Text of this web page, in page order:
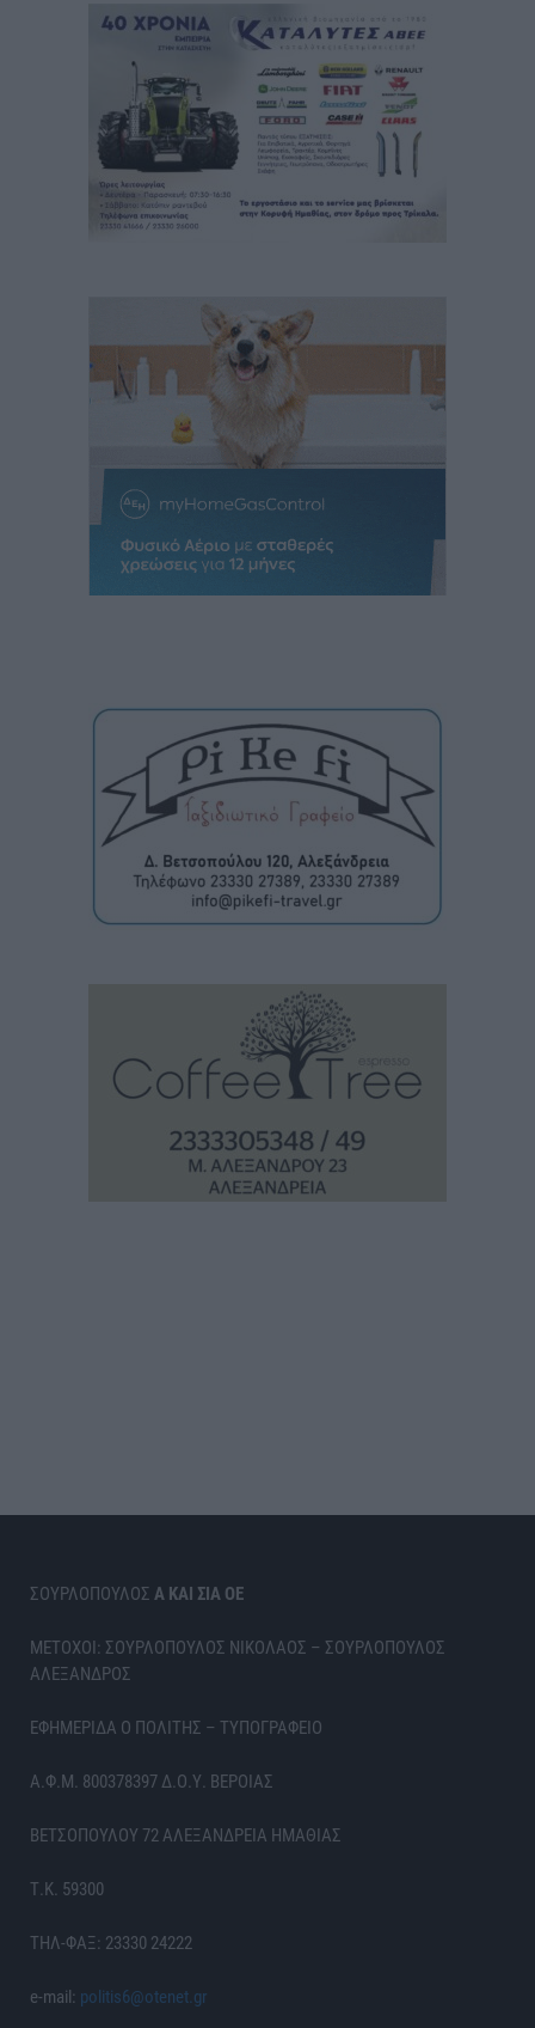
ΣΟΥΡΛΟΠΟΥΛΟΣ Α ΚΑΙ ΣΙΑ ΟΕ
ΜΕΤΟΧΟΙ: ΣΟΥΡΛΟΠΟΥΛΟΣ ΝΙΚΟΛΑΟΣ – ΣΟΥΡΛΟΠΟΥΛΟΣ
ΑΛΕΞΑΝΔΡΟΣ
ΕΦΗΜΕΡΙΔΑ Ο ΠΟΛΙΤΗΣ – ΤΥΠΟΓΡΑΦΕΙΟ
Α.Φ.Μ. 800378397 Δ.Ο.Υ. ΒΕΡΟΙΑΣ
ΒΕΤΣΟΠΟΥΛΟΥ 72 ΑΛΕΞΑΝΔΡΕΙΑ ΗΜΑΘΙΑΣ
Τ.Κ. 59300
ΤΗΛ-ΦΑΞ: 23330 24222
e-mail: politis6@otenet.gr